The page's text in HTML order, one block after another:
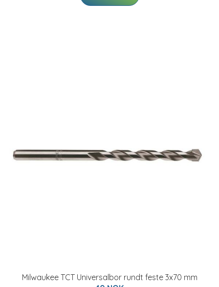
Milwaukee TCT Universalbor rundt feste 3x70 mm